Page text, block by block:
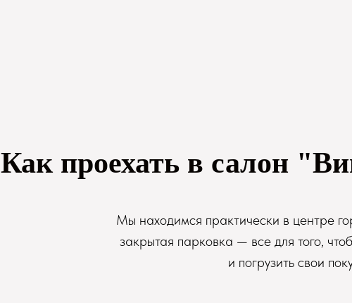
Как проехать в салон
Мы находимся практически в центре
закрытая парковка — все для того,
и погрузить свои